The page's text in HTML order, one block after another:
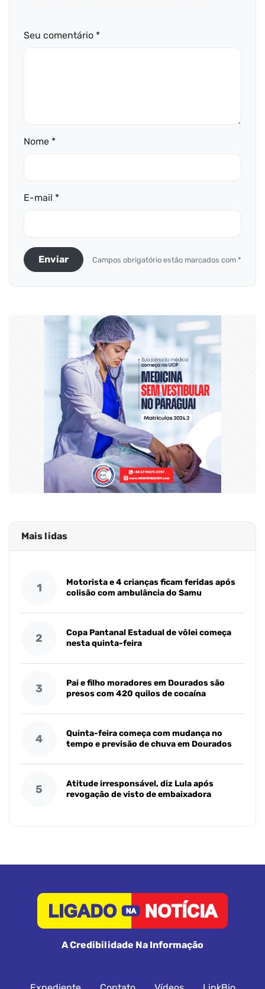
Seu comentário *
Nome *
E-mail *
Enviar Campos obrigatório estão marcados com *
Mais lidas
1
Motorista e 4 crianças ficam feridas após
colisão com ambulância do Samu
2
Copa Pantanal Estadual de vôlei começa
nesta quinta-feira
3
Pai e filho moradores em Dourados são
presos com 420 quilos de cocaína
4
Quinta-feira começa com mudança no
tempo e previsão de chuva em Dourados
5
Atitude irresponsável, diz Lula após
revogação de visto de embaixadora
A Credibilidade Na Informação